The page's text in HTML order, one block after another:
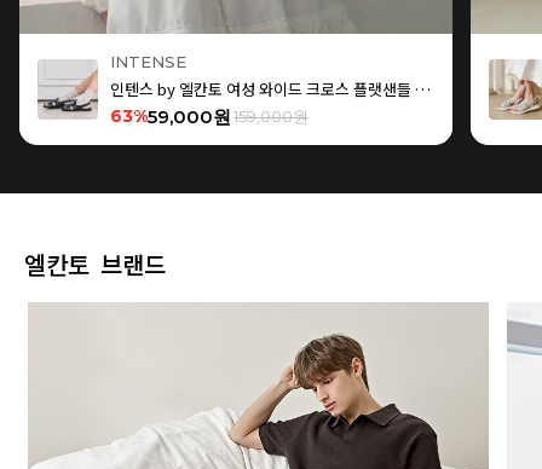
INTENSE
인텐스 by 엘칸토 여성 와이드 크로스 플랫샌들 1.5cm LCWW15I626
63%59,000원159,000원
엘칸토 브랜드